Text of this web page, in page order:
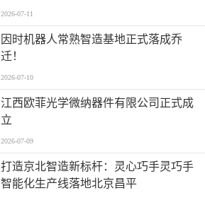
2026-07-11
因时机器人常熟智造基地正式落成乔
迁！
2026-07-10
江西欧菲光学微纳器件有限公司正式成
立
2026-07-09
打造京北智造新标杆：灵心巧手灵巧手
智能化生产线落地北京昌平